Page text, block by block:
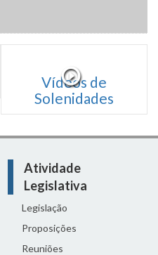
Vídeos de
Solenidades
Atividade
Legislativa
Legislação
Proposições
Reuniões